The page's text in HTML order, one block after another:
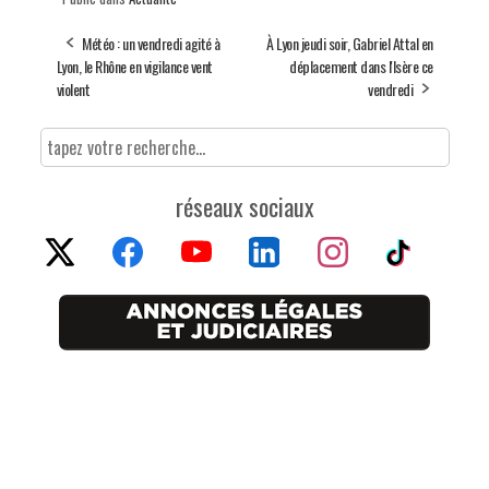
Météo : un vendredi agité à
Lyon, le Rhône en vigilance vent
violent
À Lyon jeudi soir, Gabriel Attal en
déplacement dans l'Isère ce
vendredi
réseaux sociaux